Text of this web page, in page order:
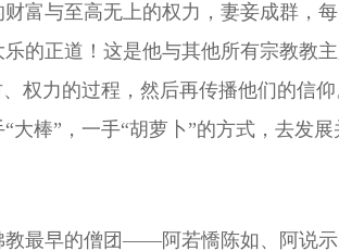
与至高无上的权力，妻妾成群，每
的正道！这是他与其他所有宗教教
权力的过程，然后再传播他们的信
棒”，一手“胡萝卜”的方式，去发
教最早的僧团——阿若憍陈如、阿说